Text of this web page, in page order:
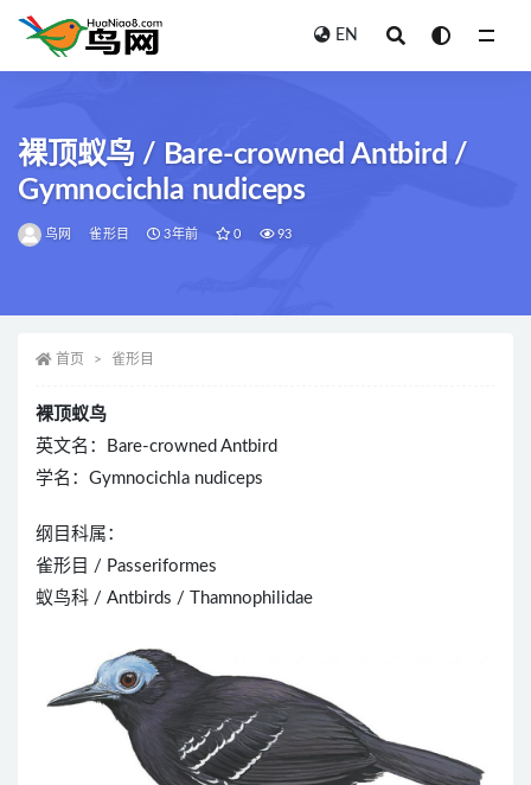
EN
裸顶蚁鸟 / Bare-crowned Antbird /
Gymnocichla nudiceps
鸟网 雀形目 3年前 0 93
首页 雀形目
裸顶蚁鸟
英文名：Bare-crowned Antbird
学名：Gymnocichla nudiceps
纲目科属：
雀形目 / Passeriformes
蚁鸟科 / Antbirds / Thamnophilidae